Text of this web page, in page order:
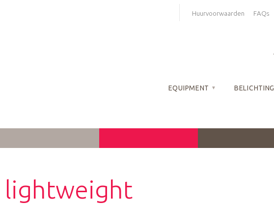
Huurvoorwaarden FAQs
EQUIPMENT BELICHTING
lightweight